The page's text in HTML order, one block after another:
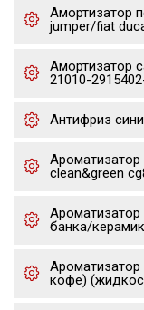
Амортизатор
jumper/fiat
Амортизатор
21010-
Антифриз
Ароматизатор
clean&green
Ароматизатор
банка/
кофе)